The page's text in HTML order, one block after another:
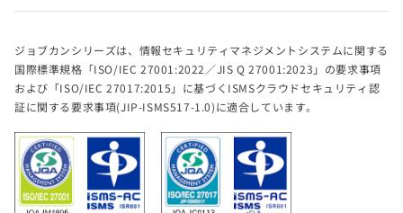
ジョブカンシリーズは、情報セキュリティマネジメントシステムに関する
国際標準規格「ISO/IEC 27001:2022／JIS Q 27001:2023」の要求事項
および「ISO/IEC 27017:2015」に基づくISMSクラウドセキュリティ認
証に関する要求事項(JIP-ISMS517-1.0)に適合しています。